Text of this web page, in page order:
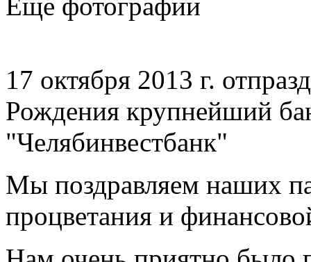
Еще фотографии
17 октября 2013 г.
Рождения крупнейший
"Челябинвестбанк"
Мы поздравляем наших
процветания и